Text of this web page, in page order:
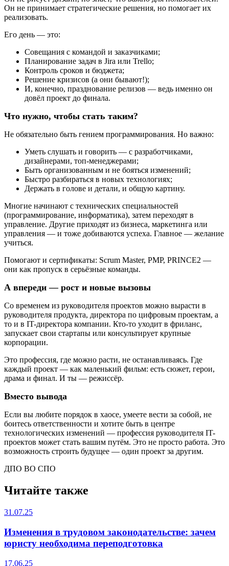
Он не принимает стратегические решения, но помогает их
реализовать.
Его день — это:
Совещания с командой и заказчиками;
Планирование задач в Jira или Trello;
Контроль сроков и бюджета;
Решение кризисов (а они бывают!);
И, конечно, празднование релизов — ведь именно он
довёл проект до финала.
Что нужно, чтобы стать таким?
Не обязательно быть гением программирования. Но важно:
Уметь слушать и говорить — с разработчиками,
дизайнерами, топ-менеджерами;
Быть организованным и не бояться изменений;
Быстро разбираться в новых технологиях;
Держать в голове и детали, и общую картину.
Многие начинают с технических специальностей
(программирование, информатика), затем переходят в
управление. Другие приходят из бизнеса, маркетинга или
управления — и тоже добиваются успеха. Главное — желание
учиться.
Помогают и сертификаты: Scrum Master, PMP, PRINCE2 —
они как пропуск в серьёзные команды.
А впереди — рост и новые вызовы
Со временем из руководителя проектов можно вырасти в
руководителя продукта, директора по цифровым проектам, а
то и в IT-директора компании. Кто-то уходит в фриланс,
запускает свои стартапы или консультирует крупные
корпорации.
Это профессия, где можно расти, не останавливаясь. Где
каждый проект — как маленький фильм: есть сюжет, герои,
драма и финал. И ты — режиссёр.
Вместо вывода
Если вы любите порядок в хаосе, умеете вести за собой, не
боитесь ответственности и хотите быть в центре
технологических изменений — профессия руководителя IT-
проектов может стать вашим путём. Это не просто работа. Это
возможность строить будущее — один проект за другим.
ДПО ВО СПО
Читайте также
31.07.25
Изменения в трудовом законодательстве: зачем
юристу необходима переподготовка
17.06.25